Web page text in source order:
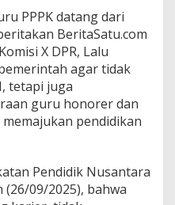
PPPK datang dari
BeritaSatu.com
X DPR, Lalu
agar tidak
tetapi juga
guru honorer dan
pendidikan
Pendidik Nusantara
09/2025), bahwa